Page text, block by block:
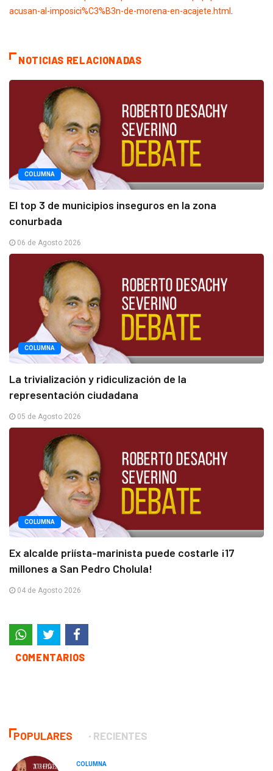
acusan-al-imposici%C3%B3n-de-morena-en-acajete.html .
NOTICIAS RELACIONADAS
COLUMNA
El top 3 de municipios inseguros en la zona
conurbada
06 de Agosto 2026
COLUMNA
La trivialización y ridiculización de la
representación ciudadana
05 de Agosto 2026
COLUMNA
Ex alcalde priísta-marinista puede costarle ¡17
millones a San Pedro Cholula!
04 de Agosto 2026
COMENTARIOS
POPULARES RECIENTES
COLUMNA